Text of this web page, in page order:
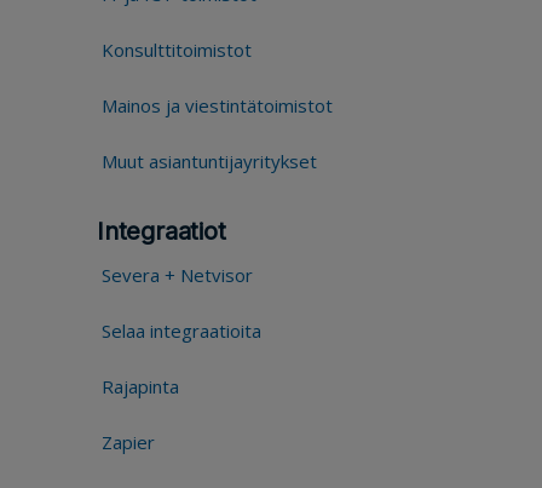
Konsulttitoimistot
Mainos ja viestintätoimistot
Muut asiantuntijayritykset
Integraatiot
Severa + Netvisor
Selaa integraatioita
Rajapinta
Zapier